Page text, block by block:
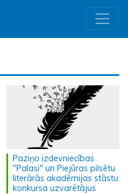
Paziņo izdevniecības
"Palasi" un Piejūras pilsētu
literārās akadēmijas stāstu
konkursa uzvarētājus